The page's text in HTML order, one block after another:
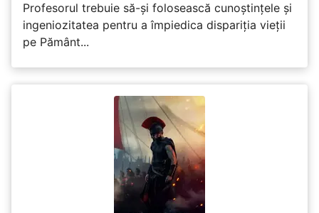
Profesorul trebuie să-și folosească cunoștințele și
ingeniozitatea pentru a împiedica dispariția vieții
pe Pământ...